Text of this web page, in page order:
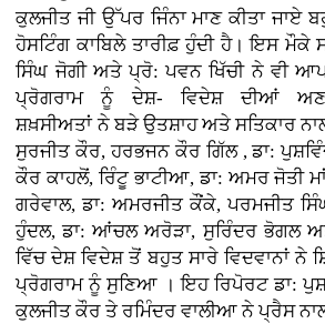
ਕੁਲਜੀਤ ਜੀ ਉੱਪਰ ਜਿੰਨਾ ਮਾਣ ਕੀਤਾ ਜਾਏ
ਹੋਸਟਿੰਗ ਕਾਬਿਲੇ ਤਾਰੀਫ਼ ਹੁੰਦੀ ਹੈ। ਇਸ ਮੌਕੇ
ਸਿੰਘ ਜੋਗੀ ਅਤੇ ਪ੍ਰੋ: ਪਵਨ ਖਿੱਚੀ ਨੇ ਵੀ
ਪ੍ਰੋਗਰਾਮ ਨੂੰ ਦੇਸ਼- ਵਿਦੇਸ਼ ਦੀਆਂ
ਸ਼ਖ਼ਸੀਅਤਾਂ ਨੇ ਬੜੇ ਉਤਸ਼ਾਹ ਅਤੇ ਸਤਿਕਾਰ
ਸੁਰਜੀਤ ਕੌਰ, ਹਰਭਜਨ ਕੌਰ ਗਿੱਲ , ਡਾ:
ਕੌਰ ਕਾਹਲੋਂ, ਰਿੰਟੂ ਭਾਟੀਆ, ਡਾ: ਅਮਰ ਜੋਤੀ
ਗਰੇਵਾਲ, ਡਾ: ਅਮਰਜੀਤ ਕੌਂਕੇ, ਪਰਮਜੀਤ
ਹੁੰਦਲ, ਡਾ: ਆਂਚਲ ਅਰੋੜਾ, ਸੁਰਿੰਦਰ ਭੋਗਲ
ਵਿੱਚ ਦੇਸ਼ ਵਿਦੇਸ਼ ਤੋਂ ਬਹੁਤ ਸਾਰੇ ਵਿਦਵਾਨਾਂ ਨੇ
ਪ੍ਰੋਗਰਾਮ ਨੂੰ ਸੁਣਿਆ । ਇਹ ਰਿਪੋਰਟ ਡਾ:
ਕੁਲਜੀਤ ਕੌਰ ਤੇ ਰਮਿੰਦਰ ਵਾਲੀਆ ਨੇ ਪ੍ਰੈਸ ਨਾਲ